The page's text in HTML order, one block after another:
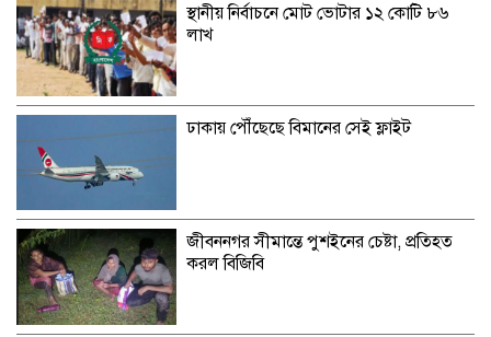
স্থানীয় নির্বাচনে মোট ভোটার ১২ কোটি ৮৬
লাখ
ঢাকায় পৌঁছেছে বিমানের সেই ফ্লাইট
জীবননগর সীমান্তে পুশইনের চেষ্টা, প্রতিহত
করল বিজিবি